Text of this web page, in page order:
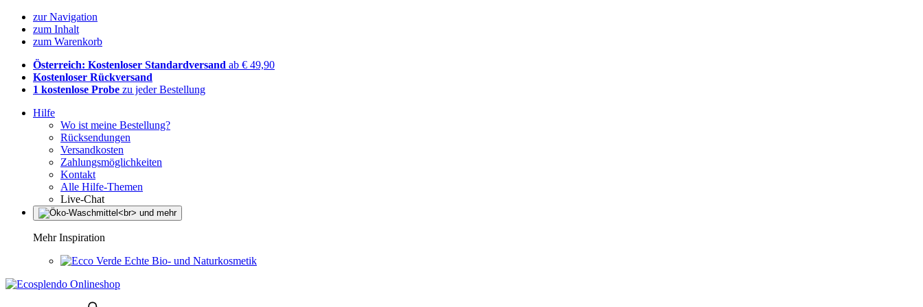
zur Navigation
zum Inhalt
zum Warenkorb
Österreich: Kostenloser Standardversand ab € 49,90
Kostenloser Rückversand
1 kostenlose Probe zu jeder Bestellung
Hilfe
Wo ist meine Bestellung?
Rücksendungen
Versandkosten
Zahlungsmöglichkeiten
Kontakt
Alle Hilfe-Themen
Live-Chat
Mehr Inspiration
Echte Bio- und Naturkosmetik